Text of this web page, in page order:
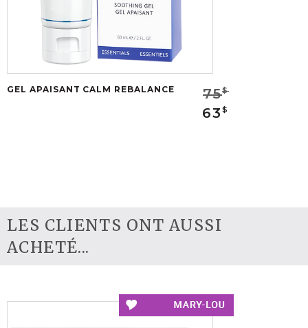
GEL APAISANT CALM REBALANCE 75$
63 $
LES CLIENTS ONT AUSSI
ACHETÉ...